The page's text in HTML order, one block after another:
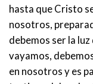
hasta que Cristo
nosotros,
debemos ser la
vayamos,
en nosotros y es